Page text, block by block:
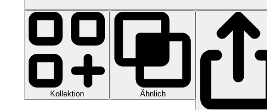
Kollektion Ähnlich